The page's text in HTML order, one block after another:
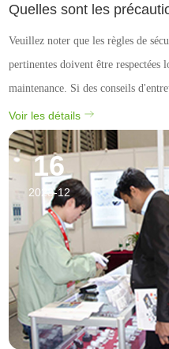
Veuillez noter que les règles de
pertinentes doivent être respectées
maintenance. Si des conseils
nécessaires, consultez le manuel
professionnel.
Voir les détails
16
2023-12